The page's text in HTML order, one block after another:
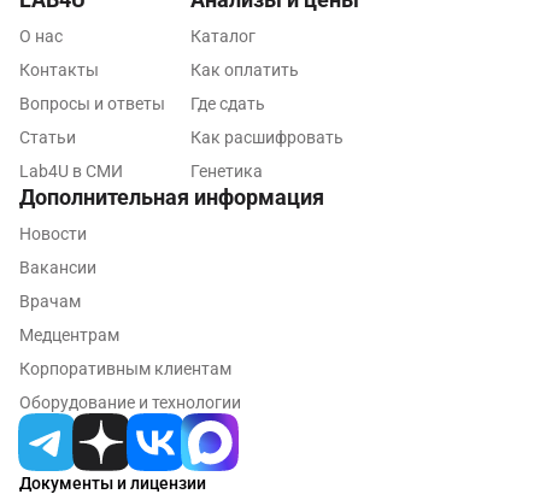
Тольятти
Тосно
Тула
Уфа
Фрязино
Документы и лицензии
О нас
Контакты
Вопросы и ответы
Статьи
Lab4U в СМИ
Каталог
Как оплатить
Где сдать
Как расшифровать
Генетика
Дополнительная информация
Новости
Вакансии
Врачам
Медцентрам
Корпоративным клиентам
Оборудование и технологии